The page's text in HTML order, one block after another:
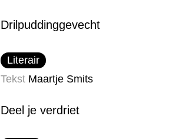
Drilpudding​gevecht
Literair
Tekst Maartje Smits
Deel je verdriet